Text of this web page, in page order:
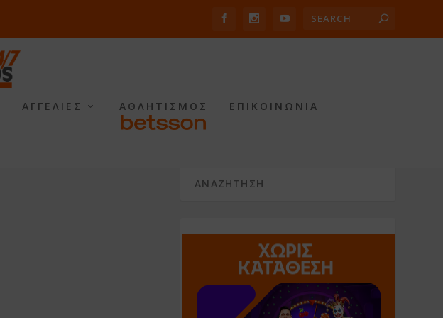
ΑΓΓΕΛΙΕΣ ΑΘΛΗΤΙΣΜΟΣ ΕΠΙΚΟΙΝΩΝΙΑ